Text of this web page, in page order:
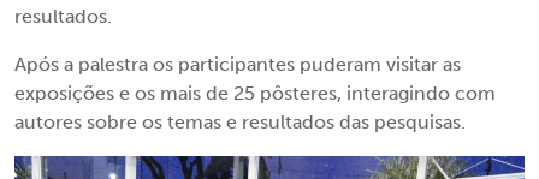
resultados.
Após a palestra os participantes puderam visitar as
exposições e os mais de 25 pôsteres, interagindo com
autores sobre os temas e resultados das pesquisas.